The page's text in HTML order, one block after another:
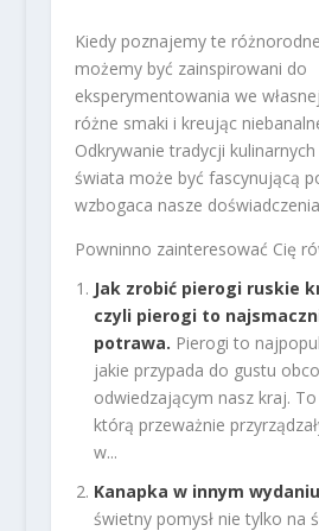
Kiedy poznajemy te
możemy być zainspirowani do
eksperymentowania we
różne smaki i kreując
Odkrywanie tradycji
świata może być fascynującą
wzbogaca nasze
Powninno zainteresować Cię
Jak zrobić pierogi ruskie
czyli pierogi to
potrawa. Pierogi to
jakie przypada do gustu
odwiedzającym nasz kraj.
którą przeważnie
w...
Kanapka w innym wydaniu
świetny pomysł nie tylko na